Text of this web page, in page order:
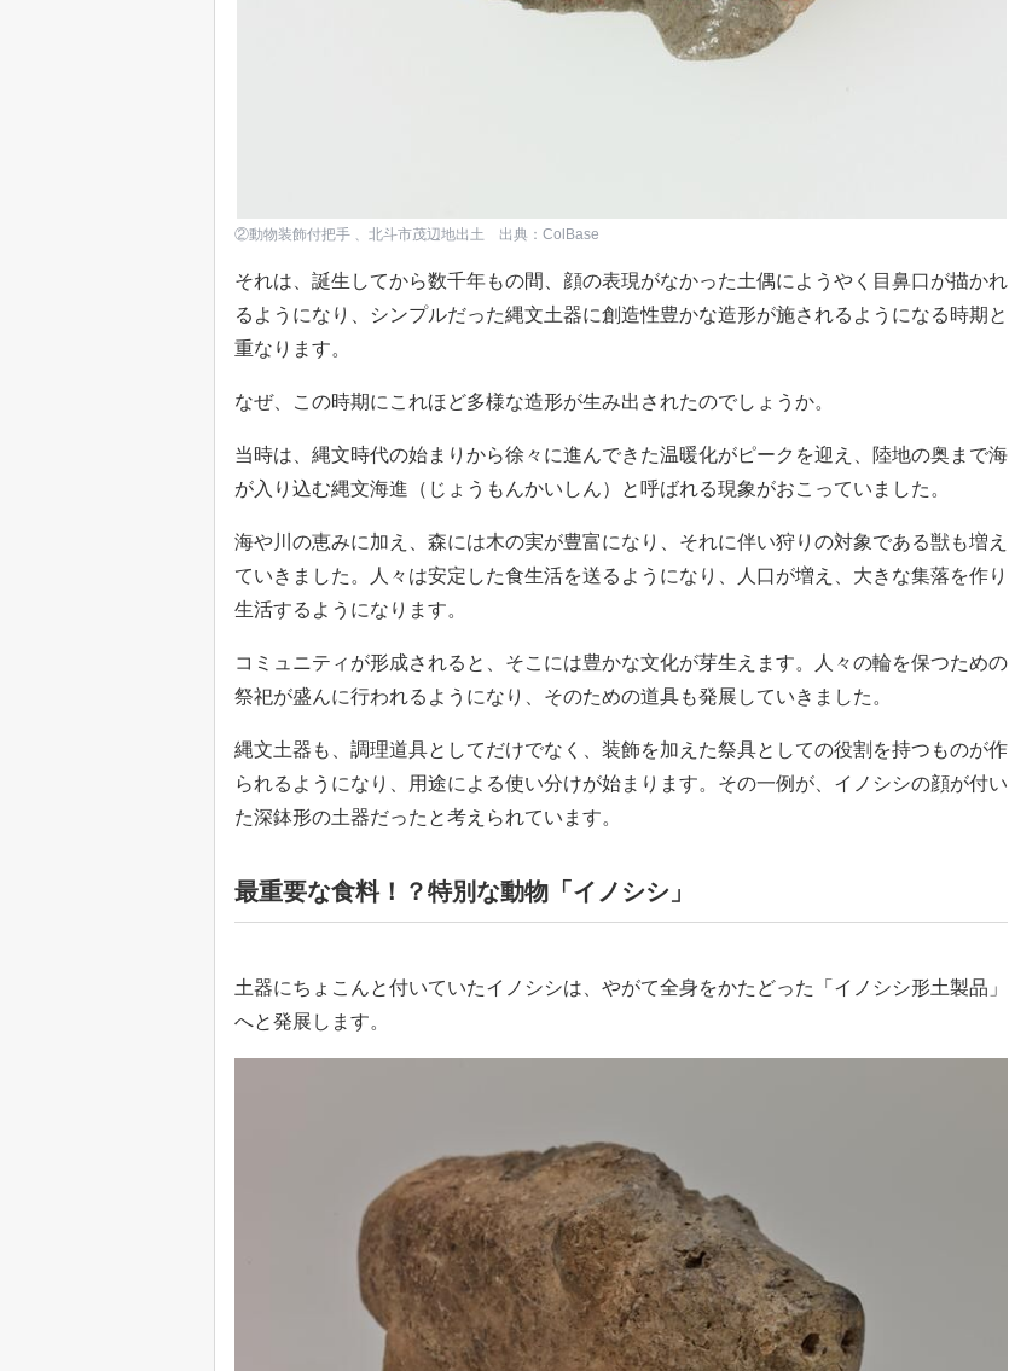
②動物装飾付把手 、北斗市茂辺地出土 出典：ColBase
それは、誕生してから数千年もの間、顔の表現がなかった土偶にようやく目鼻口が描かれ
るようになり、シンプルだった縄文土器に創造性豊かな造形が施されるようになる時期と
重なります。
なぜ、この時期にこれほど多様な造形が生み出されたのでしょうか。
当時は、縄文時代の始まりから徐々に進んできた温暖化がピークを迎え、陸地の奥まで海
が入り込む縄文海進（じょうもんかいしん）と呼ばれる現象がおこっていました。
海や川の恵みに加え、森には木の実が豊富になり、それに伴い狩りの対象である獣も増え
ていきました。人々は安定した食生活を送るようになり、人口が増え、大きな集落を作り
生活するようになります。
コミュニティが形成されると、そこには豊かな文化が芽生えます。人々の輪を保つための
祭祀が盛んに行われるようになり、そのための道具も発展していきました。
縄文土器も、調理道具としてだけでなく、装飾を加えた祭具としての役割を持つものが作
られるようになり、用途による使い分けが始まります。その一例が、イノシシの顔が付い
た深鉢形の土器だったと考えられています。
最重要な食料！？特別な動物「イノシシ」
土器にちょこんと付いていたイノシシは、やがて全身をかたどった「イノシシ形土製品」
へと発展します。